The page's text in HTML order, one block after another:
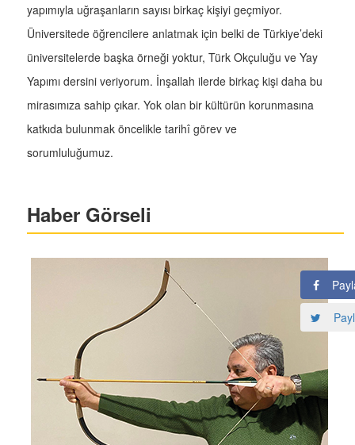
yapımıyla uğraşanların sayısı birkaç kişiyi geçmiyor.
Üniversitede öğrencilere anlatmak için belki de Türkiye’deki
üniversitelerde başka örneği yoktur, Türk Okçuluğu ve Yay
Yapımı dersini veriyorum. İnşallah ilerde birkaç kişi daha bu
mirasımıza sahip çıkar. Yok olan bir kültürün korunmasına
katkıda bulunmak öncelikle tarihî görev ve
sorumluluğumuz.
Haber Görseli